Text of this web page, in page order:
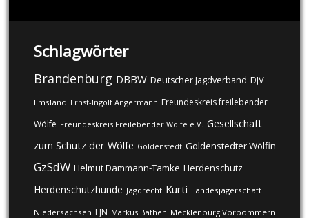
Schlagwörter
Brandenburg DBBW Deutscher Jagdverband DJV
Emsland Ernst-Ingolf Angermann Freundeskreis freilebender
Wölfe Freundeskreis Freilebender Wölfe e.V. Gesellschaft
zum Schutz der Wölfe Goldenstedt Goldenstedter Wölfin
GzSdW Helmut Dammann-Tamke Herdenschutz
Herdenschutzhunde Jagdrecht Kurti Landesjägerschaft
Niedersachsen LJN Markus Bathen Mecklenburg Vorpommern